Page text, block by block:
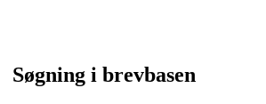
Søgning i brevbasen